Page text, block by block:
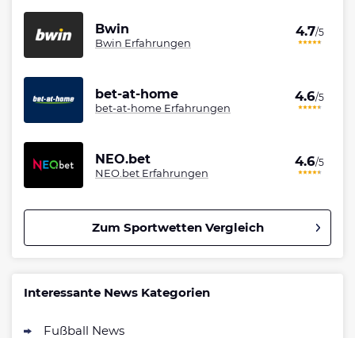
Bwin
Bwin Erfahrungen
4.7/5
bet-at-home
bet-at-home Erfahrungen
4.6/5
NEO.bet
NEO.bet Erfahrungen
4.6/5
Zum Sportwetten Vergleich
100% bis zu 80€
Interessante News Kategorien
Fußball News